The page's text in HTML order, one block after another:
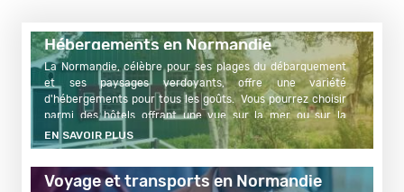
remontéeHébergements en Normandie
La Normandie, célèbre pour ses plages du débarquement
et ses paysages verdoyants, offre une variété
d'hébergements pour tous les goûts.  Vous pourrez choisir
parmi des hôtels offrant une vue sur la mer ou sur la
campagne normande, des campings au cœur...
EN SAVOIR PLUS
Voyage et transports en Normandie